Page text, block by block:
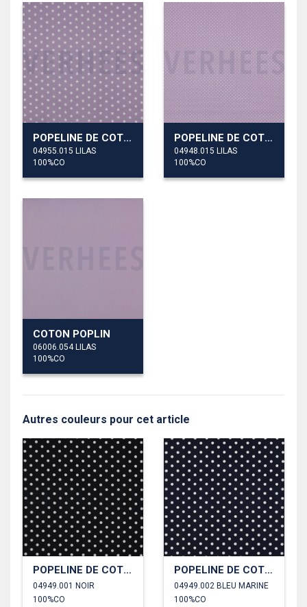
POPELINE DE COTON PETITES ÉTOILES
04955.015 LILAS
100%CO
POPELINE DE COTON PETITS POINTS
04948.015 LILAS
100%CO
COTON POPLIN
06006.054 LILAS
100%CO
Autres couleurs pour cet article
POPELINE DE COTON POINTS
04949.001 NOIR
100%CO
POPELINE DE COTON POINTS
04949.002 BLEU MARINE
100%CO